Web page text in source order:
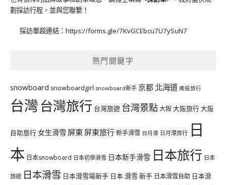
劃採訪行程，並與您聯繫！
採訪單超連結： https://forms.gle/7KvGCEbcu7U7ySuN7
熱門關鍵字
snowboard snowboardgirl snowboard新手 京都 北海道 南投旅行
台灣台灣旅行 台灣旅遊 台灣景點大阪大阪旅行大阪
自助旅行 女生滑雪 屏東 屏東旅行新手滑雪 日月潭 日月潭旅行 日
本 日本snowboard 日本初學滑雪 日本新手滑雪 日本旅行 日本
旅遊 日本滑雪 日本滑雪場新手 日本 滑雪 新手 日本滑雪自助 日本滑